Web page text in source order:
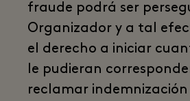
fraude podrá ser
Organizador y a tal
el derecho a iniciar
le pudieran
reclamar indemnización